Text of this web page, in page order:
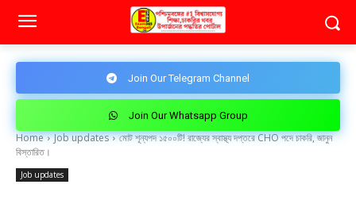
Join Our Telegram Channel
Join Our Whatsapp Group
Home Job updates
মোট শূন্যপদ ১৫০০টি! রাজ্যের স্বাস্থ্য দপ্তরে CHO পদে চাকরি, জানুন
বিস্তারিত।
Job updates